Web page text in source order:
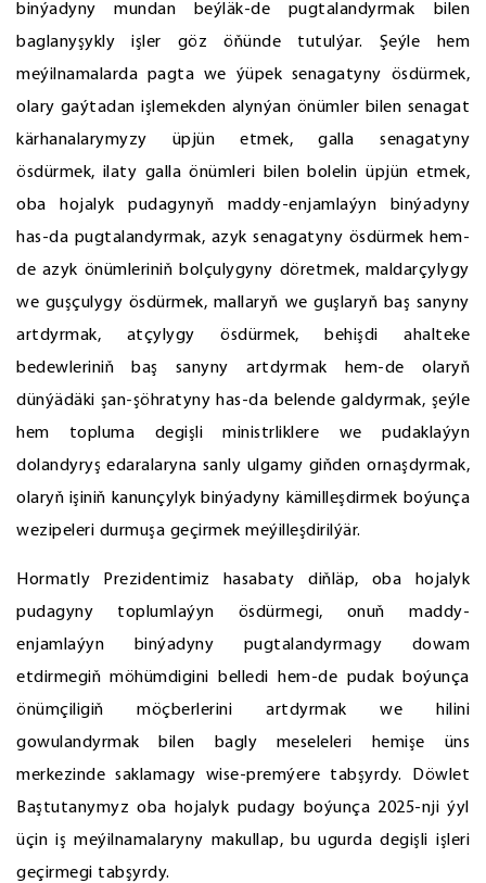
binýadyny mundan beýläk-de pugtalandyrmak bilen
baglanyşykly işler göz öňünde tutulýar. Şeýle hem
meýilnamalarda pagta we ýüpek senagatyny ösdürmek,
olary gaýtadan işlemekden alynýan önümler bilen senagat
kärhanalarymyzy üpjün etmek, galla senagatyny
ösdürmek, ilaty galla önümleri bilen bolelin üpjün etmek,
oba hojalyk pudagynyň maddy-enjamlaýyn binýadyny
has-da pugtalandyrmak, azyk senagatyny ösdürmek hem-
de azyk önümleriniň bolçulygyny döretmek, maldarçylygy
we guşçulygy ösdürmek, mallaryň we guşlaryň baş sanyny
artdyrmak, atçylygy ösdürmek, behişdi ahalteke
bedewleriniň baş sanyny artdyrmak hem-de olaryň
dünýädäki şan-şöhratyny has-da belende galdyrmak, şeýle
hem topluma degişli ministrliklere we pudaklaýyn
dolandyryş edaralaryna sanly ulgamy giňden ornaşdyrmak,
olaryň işiniň kanunçylyk binýadyny kämilleşdirmek boýunça
wezipeleri durmuşa geçirmek meýilleşdirilýär.
Hormatly Prezidentimiz hasabaty diňläp, oba hojalyk
pudagyny toplumlaýyn ösdürmegi, onuň maddy-
enjamlaýyn binýadyny pugtalandyrmagy dowam
etdirmegiň möhümdigini belledi hem-de pudak boýunça
önümçiligiň möçberlerini artdyrmak we hilini
gowulandyrmak bilen bagly meseleleri hemişe üns
merkezinde saklamagy wise-premýere tabşyrdy. Döwlet
Baştutanymyz oba hojalyk pudagy boýunça 2025-nji ýyl
üçin iş meýilnamalaryny makullap, bu ugurda degişli işleri
geçirmegi tabşyrdy.